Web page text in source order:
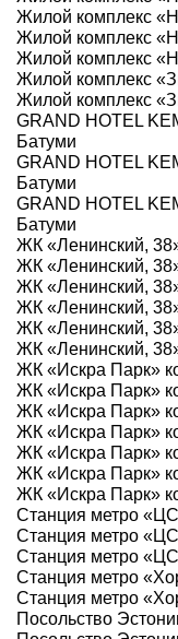
Жилой комплекс
Жилой комплекс
Жилой комплекс
Жилой комплекс
Жилой комплекс
GRAND HOTEL
Батуми
GRAND HOTEL
Батуми
GRAND HOTEL
Батуми
ЖК «Ленинский,
ЖК «Ленинский,
ЖК «Ленинский,
ЖК «Ленинский,
ЖК «Ленинский,
ЖК «Ленинский,
ЖК «Искра Парк»
ЖК «Искра Парк»
ЖК «Искра Парк»
ЖК «Искра Парк»
ЖК «Искра Парк»
ЖК «Искра Парк»
ЖК «Искра Парк»
Станция метро
Станция метро
Станция метро
Станция метро
Станция метро
Посольство